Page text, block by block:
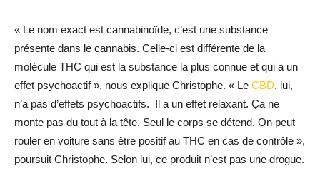
« Le nom exact est cannabinoïde, c’est une substance
présente dans le cannabis. Celle-ci est différente de la
molécule THC qui est la substance la plus connue et qui a un
effet psychoactif », nous explique Christophe. « Le CBD, lui,
n’a pas d’effets psychoactifs. Il a un effet relaxant. Ça ne
monte pas du tout à la tête. Seul le corps se détend. On peut
rouler en voiture sans être positif au THC en cas de contrôle »,
poursuit Christophe. Selon lui, ce produit n’est pas une drogue.